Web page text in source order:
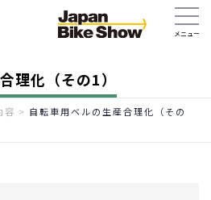
理化（その1）
容 > 自転車用ベルの生産合理化（その